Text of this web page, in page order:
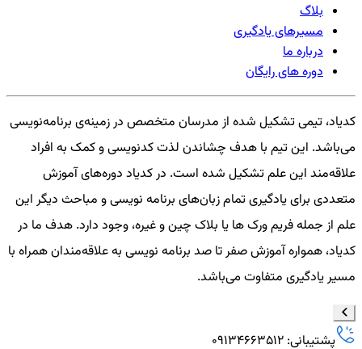
بلاگ
مسیرهای یادگیری
درباره ما
دوره های رایگان
کدیاد، تیمی تشکیل شده از مدرسان متخصص در زمینه‌ی برنامه‌نویسی
می‌باشد. این تیم با هدف چشاندن لذت کدنویسی و کمک به افراد
علاقه‌مند این علم تشکیل شده است. در کدیاد دوره‌های آموزش
متعددی برای یادگیری تمام زبان‌های برنامه نویسی و مباحث دیگر این
علم از جمله فریم ورک ها یا بلاک چین و غیره، وجود دارد. هدف ما در
کدیاد، همواره آموزش صفر تا صد برنامه نویسی به علاقه‌مندان همراه با
مسیر یادگیری متفاوت می‌باشد.
پشتیبانی: 09134663512